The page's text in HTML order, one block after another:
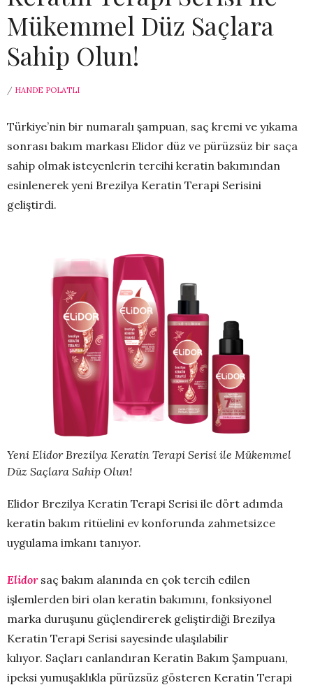
Mükemmel Düz Saçlara
Sahip Olun!
/ HANDE POLATLI
Türkiye’nin bir numaralı şampuan, saç kremi ve yıkama
sonrası bakım markası Elidor düz ve pürüzsüz bir saça
sahip olmak isteyenlerin tercihi keratin bakımından
esinlenerek yeni Brezilya Keratin Terapi Serisini
geliştirdi.
Yeni Elidor Brezilya Keratin Terapi Serisi ile Mükemmel
Düz Saçlara Sahip Olun!
Elidor Brezilya Keratin Terapi Serisi ile dört adımda
keratin bakım ritüelini ev konforunda zahmetsizce
uygulama imkanı tanıyor.
Elidorsaç bakım alanında en çok tercih edilen
işlemlerden biri olan keratin bakımını, fonksiyonel
marka duruşunu güçlendirerek geliştirdiği Brezilya
Keratin Terapi Serisi sayesinde ulaşılabilir
kılıyor. Saçları canlandıran Keratin Bakım Şampuanı,
ipeksi yumuşaklıkla pürüzsüz gösteren Keratin Terapi